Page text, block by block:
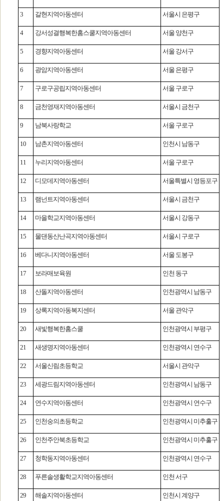
3 갈현지역아동센터 서울시 은평구
4 강서성결행복한홈스쿨지역아동센터 서울 양천구
5 경향지역아동센터 서울 강서구
6 광암지역아동센터 서울 은평구
7 구로구공립지역아동센터 서울 구로구
8 금천영재지역아동센터 서울시 금천구
9 남북사랑학교 서울 구로구
10 남촌지역아동센터 인천시 남동구
11 누리지역아동센터 서울 구로구
12 디모데지역아동센터 서울특별시 영등포구
13 램넌트지역아동센터 서울시 금천구
14 마을학교지역아동센터 서울시 강동구
15 물댄동산난곡지역아동센터 서울시 구로구
16 베다니지역아동센터 서울 도봉구
17 보라매보육원 인천 동구
18 산돌지역아동센터 인천광역시 남동구
19 상록지역아동복지센터 서울 관악구
20 새빛행복한홈스쿨 인천광역시 부평구
21 새생명지역아동센터 인천광역시 연수구
22 서울신림초등학교 서울시 관악구
23 세광드림지역아동센터 인천광역시 남동구
24 연수지역아동센터 인천광역시 연수구
25 인천숭의초등학교 인천광역시 미추훌구
26 인천주안북초등학교 인천광역시 미추훌구
27 청학동지역아동센터 인천광역시 연수구
28 푸른솔생활학교지역아동센터 인천 서구
29 해솔지역아동센터 인천시 계양구